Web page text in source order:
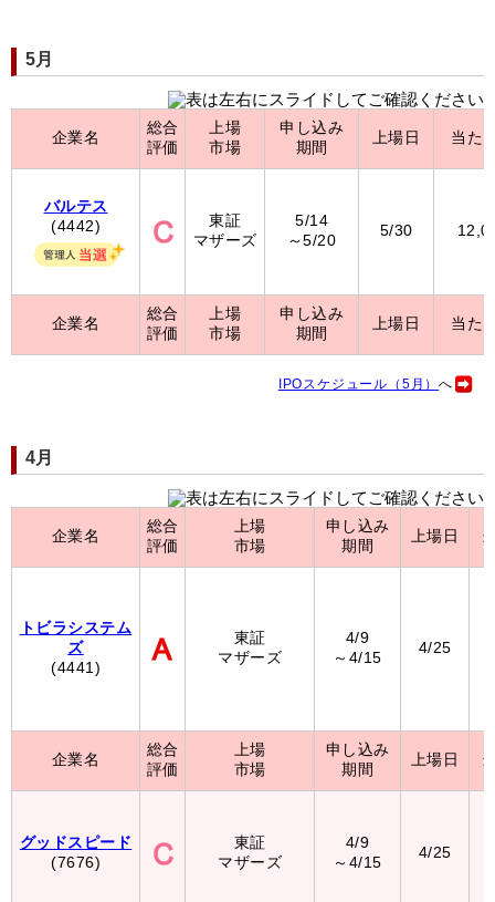
5月
企業名
バルテス
(4442)
企業名
総合
評価
上場
市場
申し込み
期間
上場日 当た
東証
マザーズ
5/14
～5/20
5/30
総合
評価
上場
市場
申し込み
期間
上場日 当た
IPOスケジュール（5月）へ
4月
企業名
トビラシステム
ズ
(4441)
企業名
グッドスピード
(7676)
総合
評価
上場
市場
申し込み
期間
上場日
東証
マザーズ
4/9
～4/15
4/25
総合
評価
上場
市場
申し込み
期間
上場日
東証
マザーズ
4/9
～4/15
4/25